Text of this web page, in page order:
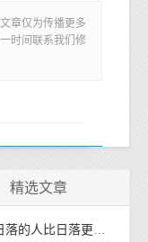
章仅为传播更多
时间联系我们修
精选文章
人比日落更浪漫